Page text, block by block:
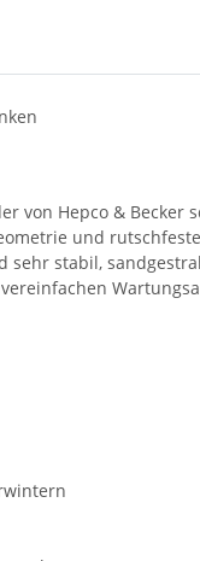
von Hepco &
und
sehr stabil,